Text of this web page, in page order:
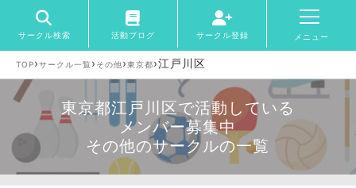
サークル検索 活動ブログ サークル登録 メニュー
TOP›サークル一覧 › その他›東京都›江戸川区
東京都江戸川区で活動している
メンバー募集中
その他のサークルの一覧